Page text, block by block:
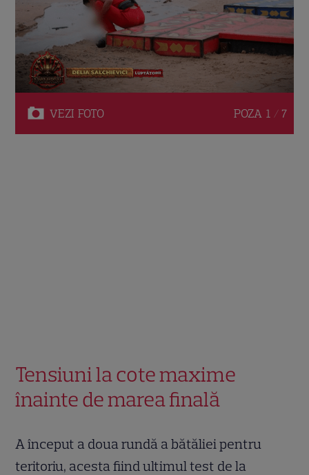
VEZI FOTO POZA 1 / 7
Tensiuni la cote maxime
înainte de marea finală
A început a doua rundă a bătăliei pentru
teritoriu, acesta fiind ultimul test de la